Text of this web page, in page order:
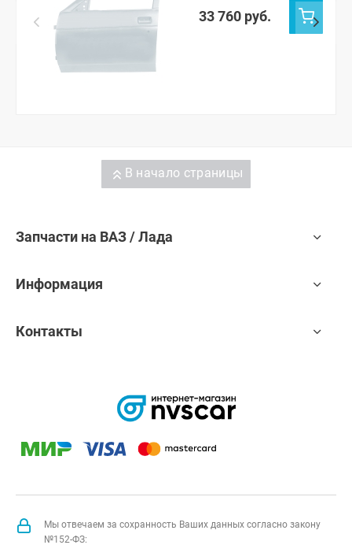
(Кристалл 281)
33 760 руб.
В начало страницы
Запчасти на ВАЗ / Лада
Информация
Контакты
Мы отвечаем за сохранность Ваших данных согласно закону
№152-ФЗ: